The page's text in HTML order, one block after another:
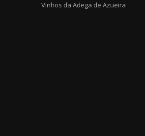
Vinhos da Adega de Azueira